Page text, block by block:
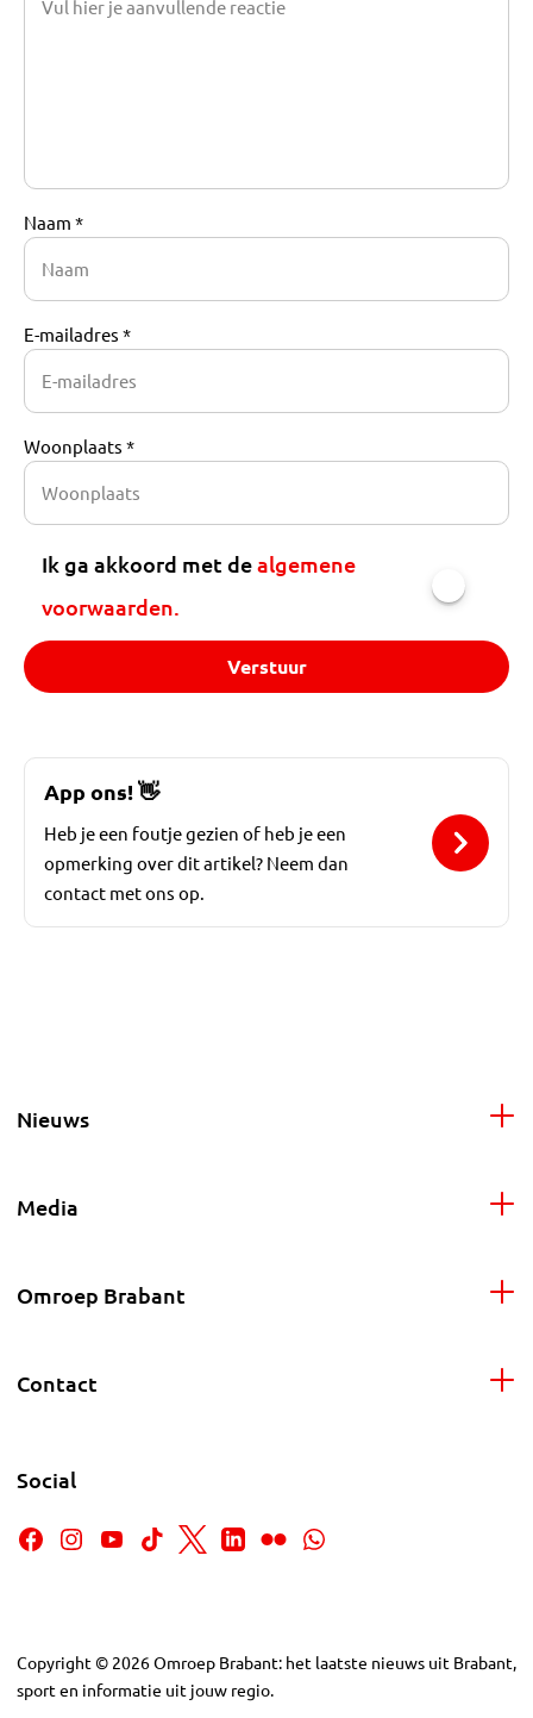
Naam *
E-mailadres *
Woonplaats *
Ik ga akkoord met dealgemene
voorwaarden.
Verstuur
App ons!👋
Heb je een foutje gezien of heb je een
opmerking over dit artikel? Neem dan
contact met ons op.
Nieuws
Media
Omroep Brabant
Contact
Social
Copyright © 2026Omroep Brabant: het laatste nieuws uit Brabant,
sport en informatie uit jouw regio.